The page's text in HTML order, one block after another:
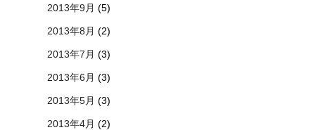
2013年9月 (5)
2013年8月 (2)
2013年7月 (3)
2013年6月 (3)
2013年5月 (3)
2013年4月 (2)